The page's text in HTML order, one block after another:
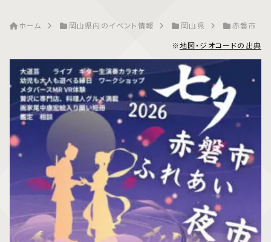
ホーム 岡山県内のイベント情報 岡山県
赤磐市
※地図・ジオコードの出典